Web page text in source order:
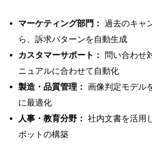
マーケティング部門： 過去のキャ
ら、訴求パターンを自動生成
カスタマーサポート：
問い合わせ
ニュアルに合わせて自動化
製造・品質管理：
画像判定モデル
に最適化
人事・教育分野： 社内文書を活用
ボットの構築